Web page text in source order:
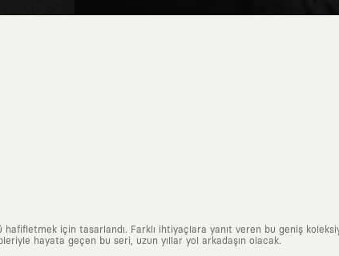
için tasarlandı. Farklı ihtiyaçlara yanıt veren bu geniş
hayata geçen bu seri, uzun yıllar yol arkadaşın olacak.